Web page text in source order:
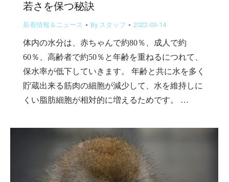
若さを保つ秘訣
新着情報＆ニュース By スタッフ 2022-03-14
体内の水分は、赤ちゃんで約80％、成人で約
60％、高齢者で約50％と年齢を重ねるにつれて、
保水率が低下していきます。 年齢と共に水を多く
貯蔵出来る筋肉の細胞が減少して、水を維持しに
くい脂肪細胞が相対的に増えるためです。 …